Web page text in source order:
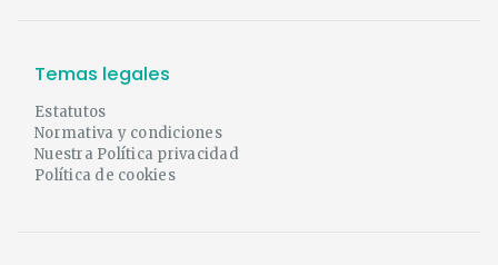
Temas legales
Estatutos
Normativa y condiciones
Nuestra Política privacidad
Política de cookies